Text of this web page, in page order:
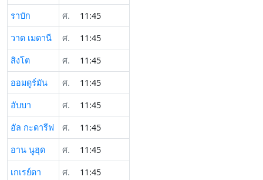
ราบัก
ศ.
11:45
วาด เมดานี
ศ.
11:45
สิงโต
ศ.
11:45
ออมดูร์มัน
ศ.
11:45
อับบา
ศ.
11:45
อัล กะดารีฟ
ศ.
11:45
อาน นูฮุด
ศ.
11:45
เกเรย์ดา
ศ.
11:45